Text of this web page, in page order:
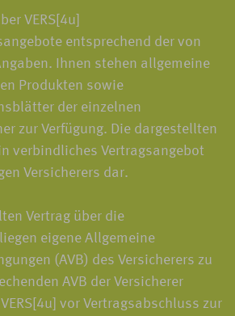
VERS[4u]
entsprechend der von
Ihnen stehen allgemeine
Produkten sowie
der einzelnen
zur Verfügung. Die dargestellten
verbindliches Vertragsangebot
Versicherers dar.
Vertrag über die
eigene Allgemeine
(AVB) des Versicherers zu
AVB der Versicherer
vor Vertragsabschluss zur